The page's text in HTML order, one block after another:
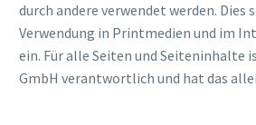
durch andere verwendet werden. Dies
Verwendung in Printmedien und im
ein. Für alle Seiten und Seiteninhalte
GmbH verantwortlich und hat das